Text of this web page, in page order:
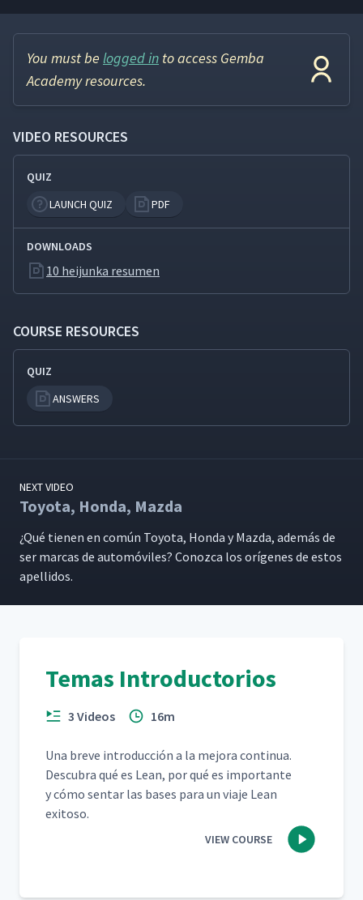
You must be logged in to access Gemba
Academy resources.
VIDEO RESOURCES
QUIZ
LAUNCH QUIZ
PDF
DOWNLOADS
10 heijunka resumen
COURSE RESOURCES
QUIZ
ANSWERS
NEXT VIDEO
Toyota, Honda, Mazda
¿Qué tienen en común Toy­ota, Hon­da y Maz­da, además de
ser mar­cas de automóviles? Conoz­ca los orí­genes de estos
apellidos.
Temas Introductorios
3 Videos 16m
Una breve intro­duc­ción a la mejo­ra con­tin­ua.
Des­cubra qué es Lean, por qué es impor­tante
y cómo sen­tar las bases para un via­je Lean
exitoso.
VIEW COURSE